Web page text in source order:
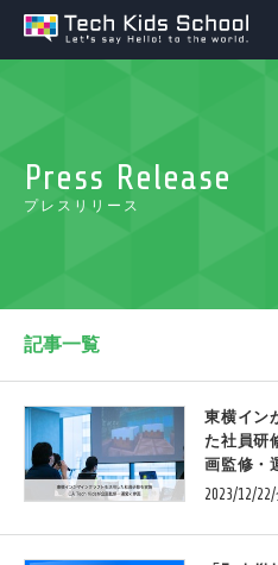
Press Release
プレスリリース
記事一覧
東横イン
た社員研
画監修・
2023/12/